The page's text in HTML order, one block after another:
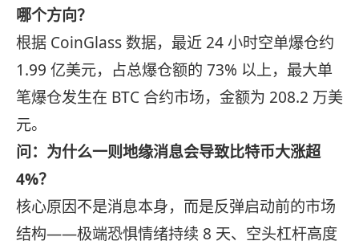
哪个方向？
根据 CoinGlass 数据，最近 24 小时空单爆仓约
1.99 亿美元，占总爆仓额的 73% 以上，最大单
笔爆仓发生在 BTC 合约市场，金额为 208.2 万美
元。
问：为什么一则地缘消息会导致比特币大涨超
4%？
核心原因不是消息本身，而是反弹启动前的市场
结构——极端恐惧情绪持续 8 天、空头杠杆高度